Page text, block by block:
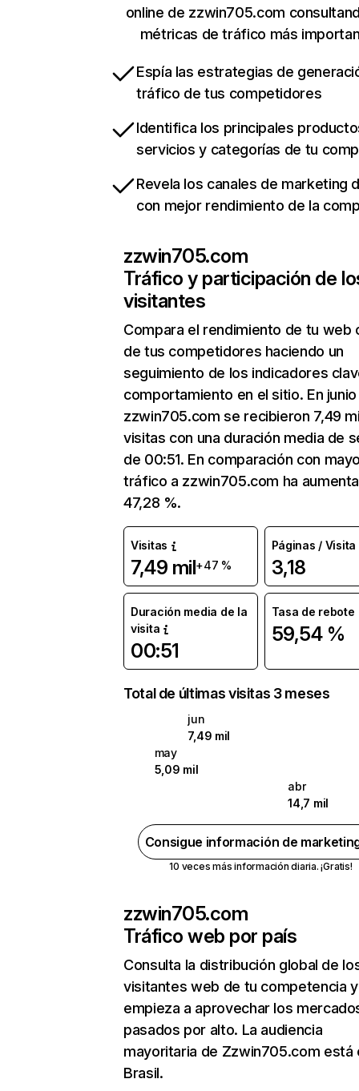
online de zzwin705.com
métricas de tráfico más
Espía las estrategias de
tráfico de tus competidores
Identifica los principales
servicios y categorías de tu
Revela los canales de marketing
con mejor rendimiento de la
zzwin705.com
Tráfico y participación de
visitantes
Compara el rendimiento de tu web
de tus competidores haciendo un
seguimiento de los indicadores
comportamiento en el sitio. En junio
zzwin705.com se recibieron 7,49
visitas con una duración media de
de 00:51. En comparación con
tráfico a zzwin705.com ha
47,28 %.
Visitas
7,49 mil+47 %
Páginas / Visita
3,18
Duración media de la
visita
00:51
Tasa de rebote
59,54 %
Total de últimas visitas 3 meses
jun
7,49 mil
may
5,09 mil
abr
14,7 mil
Consigue información de
10 veces más información diaria. ¡Gratis!
zzwin705.com
Tráfico web por país
Consulta la distribución global de
visitantes web de tu competencia y
empieza a aprovechar los
pasados por alto. La audiencia
mayoritaria de Zzwin705.com está
Brasil.